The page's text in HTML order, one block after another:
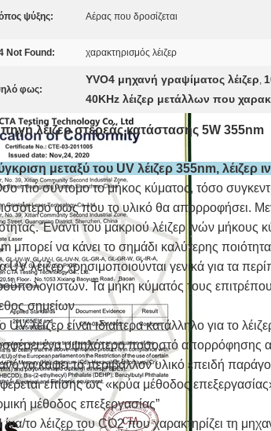
ψύξης: Αέρας που δροσίζεται
Not Found: χαρακτηρισμός λέιζερ
φως:
YVO4 μηχανή γραψίματος λέιζερ,
40KHz λέιζερ μετάλλων που
λέιζερ στερεάς κατάστασης 5W 355nm
μεταξύ του UV λέιζερ 355nm, λέιζερ
πιό σύντομο το μήκος κύματος, τόσο
φως που το υλικό θα απορροφήσει.
Έναντι του μακριού λέιζερ ινών μήκους
μπορεί να κάνει το σημάδι καλύτερης
UV λέιζερ χρησιμοποιούνται γενικά για τα
Τα μήκη κύματός τους
σημείων
UV λέιζερ είναι ιδιαίτερα κατάλληλο για το
ένα υψηλότερο ποσοστό απορρόφησης
να καψει το περιβάλλον υλικό επειδή
επίσης ως «κρύα μέθοδος
μέθοδος επεξεργασίας”
το λέιζερ του CO2 που χαρακτηρίζει τη